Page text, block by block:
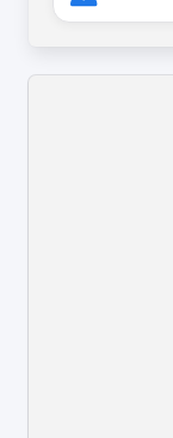
ม.6